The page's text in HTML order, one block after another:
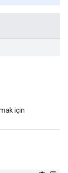
için